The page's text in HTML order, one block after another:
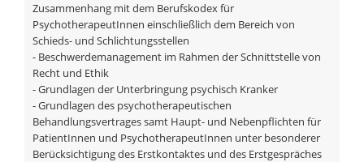
Zusammenhang mit dem Berufskodex für
PsychotherapeutInnen einschließlich dem Bereich von
Schieds- und Schlichtungsstellen
- Beschwerdemanagement im Rahmen der Schnittstelle von
Recht und Ethik
- Grundlagen der Unterbringung psychisch Kranker
- Grundlagen des psychotherapeutischen
Behandlungsvertrages samt Haupt- und Nebenpflichten für
PatientInnen und PsychotherapeutInnen unter besonderer
Berücksichtigung des Erstkontaktes und des Erstgespräches